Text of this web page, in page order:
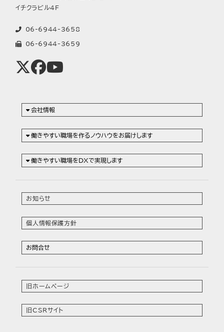
イチクラビル4F
06-6944-3658
06-6944-3659
会社情報
働きやすい職場を作るノウハウをお届けします
働きやすい職場をDXで実現します
お知らせ
個人情報保護方針
お問合せ
旧ホームページ
旧CSRサイト